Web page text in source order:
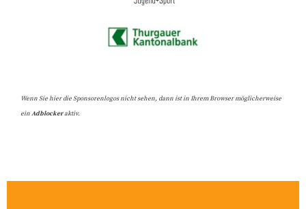
Wenn Sie hier die Sponsorenlogos nicht sehen, dann ist in Ihrem Browser möglicherweise
einAdblockeraktiv.